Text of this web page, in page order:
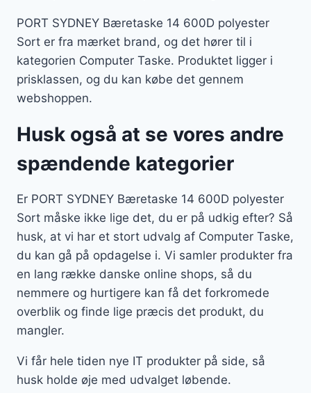
PORT SYDNEY Bæretaske 14 600D polyester
Sort er fra mærket brand, og det hører til i
kategorien Computer Taske. Produktet ligger i
prisklassen, og du kan købe det gennem
webshoppen.
Husk også at se vores andre
spændende kategorier
Er PORT SYDNEY Bæretaske 14 600D polyester
Sort måske ikke lige det, du er på udkig efter? Så
husk, at vi har et stort udvalg af Computer Taske,
du kan gå på opdagelse i. Vi samler produkter fra
en lang række danske online shops, så du
nemmere og hurtigere kan få det forkromede
overblik og finde lige præcis det produkt, du
mangler.
Vi får hele tiden nye IT produkter på side, så
husk holde øje med udvalget løbende.